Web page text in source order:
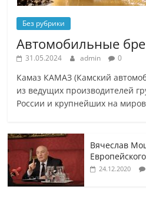
Без рубрики
Автомобильные
31.05.2024 admin 0
Камаз КАМАЗ (Камский
из ведущих производителей
России и крупнейших на
Вячеслав
24.12.2020